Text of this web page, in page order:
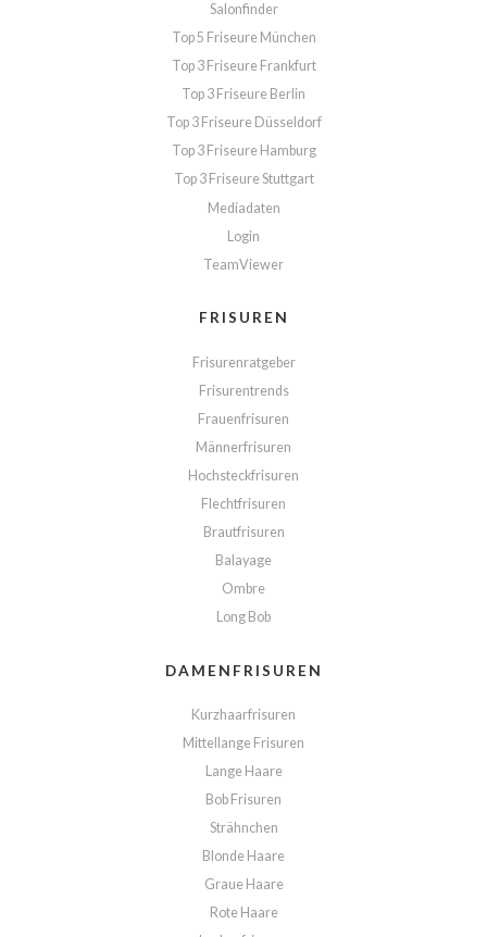
Salonfinder
Top 5 Friseure München
Top 3 Friseure Frankfurt
Top 3 Friseure Berlin
Top 3 Friseure Düsseldorf
Top 3 Friseure Hamburg
Top 3 Friseure Stuttgart
Mediadaten
Login
TeamViewer
FRISUREN
Frisurenratgeber
Frisurentrends
Frauenfrisuren
Männerfrisuren
Hochsteckfrisuren
Flechtfrisuren
Brautfrisuren
Balayage
Ombre
Long Bob
DAMENFRISUREN
Kurzhaarfrisuren
Mittellange Frisuren
Lange Haare
Bob Frisuren
Strähnchen
Blonde Haare
Graue Haare
Rote Haare